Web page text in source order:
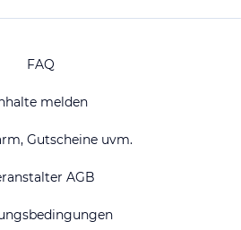
FAQ
melden
Gutscheine uvm.
AGB